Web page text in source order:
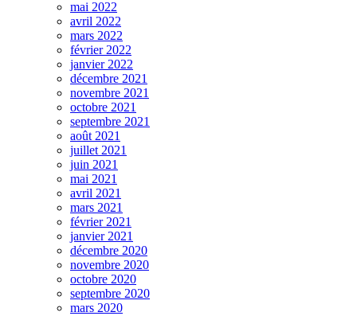
mai 2022
avril 2022
mars 2022
février 2022
janvier 2022
décembre 2021
novembre 2021
octobre 2021
septembre 2021
août 2021
juillet 2021
juin 2021
mai 2021
avril 2021
mars 2021
février 2021
janvier 2021
décembre 2020
novembre 2020
octobre 2020
septembre 2020
mars 2020